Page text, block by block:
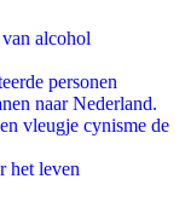
alcohol
personen
naar Nederland.
vleugje cynisme de
het leven